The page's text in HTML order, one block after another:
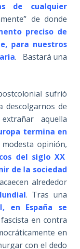
de cualquier
de donde
preciso de
para nuestros
. Bastará una
sufrió
descolgarnos de
aquella
termina en
opinión,
del siglo XX
de la sociedad
alrededor
. Tras una
en España se
en contra
en
con el dedo